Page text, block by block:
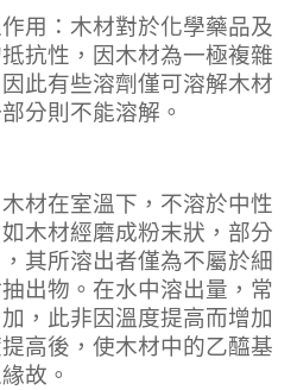
用：木材對於化學藥品及
抗性，因木材為一極複雜
此有些溶劑僅可溶解木材
分則不能溶解。
材在室溫下，不溶於中性
木材經磨成粉末狀，部分
其所溶出者僅為不屬於細
出物。在水中溶出量，常
，此非因溫度提高而增加
高後，使木材中的乙醯基
故。